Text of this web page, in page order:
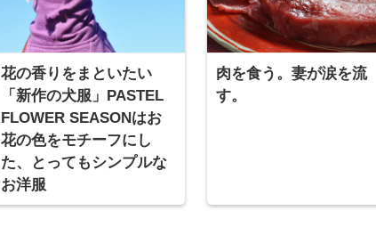
花の香りをまといたい
「新作の犬服」PASTEL
FLOWER SEASONはお
花の色をモチーフにし
た、とってもシンプルな
お洋服
肉を食う。妻が涙を流
す。